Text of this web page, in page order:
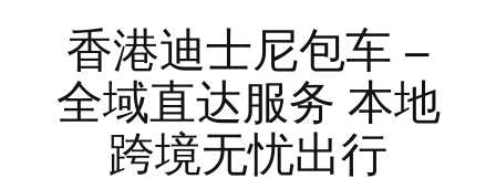
香港迪士尼包车 –
全域直达服务 本地
跨境无忧出行